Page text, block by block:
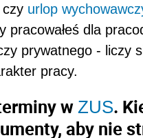
urlop
pracowałeś dla
prywatnego - liczy
pracy.
w ZUS.
aby nie